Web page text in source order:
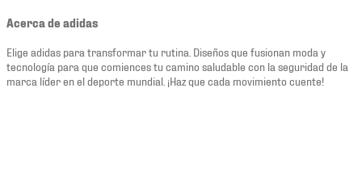
Acerca de adidas
Elige adidas para transformar tu rutina. Diseños que fusionan moda y
tecnología para que comiences tu camino saludable con la seguridad de la
marca líder en el deporte mundial. ¡Haz que cada movimiento cuente!